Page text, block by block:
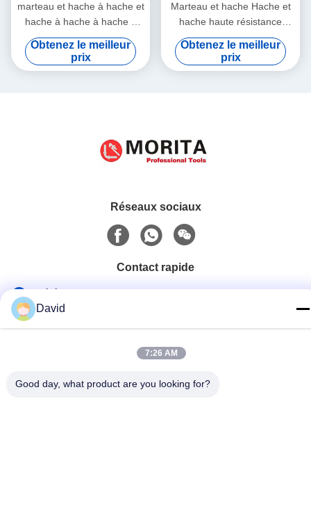
marteau et hache à hache et
hache à hache à hache à
hache à hache à hache à
hache à hache à hache à
hache à hache à hache à
hache à hache à hache à
hache à hache à hache à
hache à hache à hache à
hache à hache à hache à
hache à hache en fibre de
Obtenez le meilleur
prix
Marteau et hache Hache et
hache haute résistance
poignée en fibre de verre
durable facile à utiliser
Obtenez le meilleur
prix
Réseaux sociaux
Contact rapide
86-510-85032170
Adresse
David
7:26 AM
Good day, what product are you looking for?